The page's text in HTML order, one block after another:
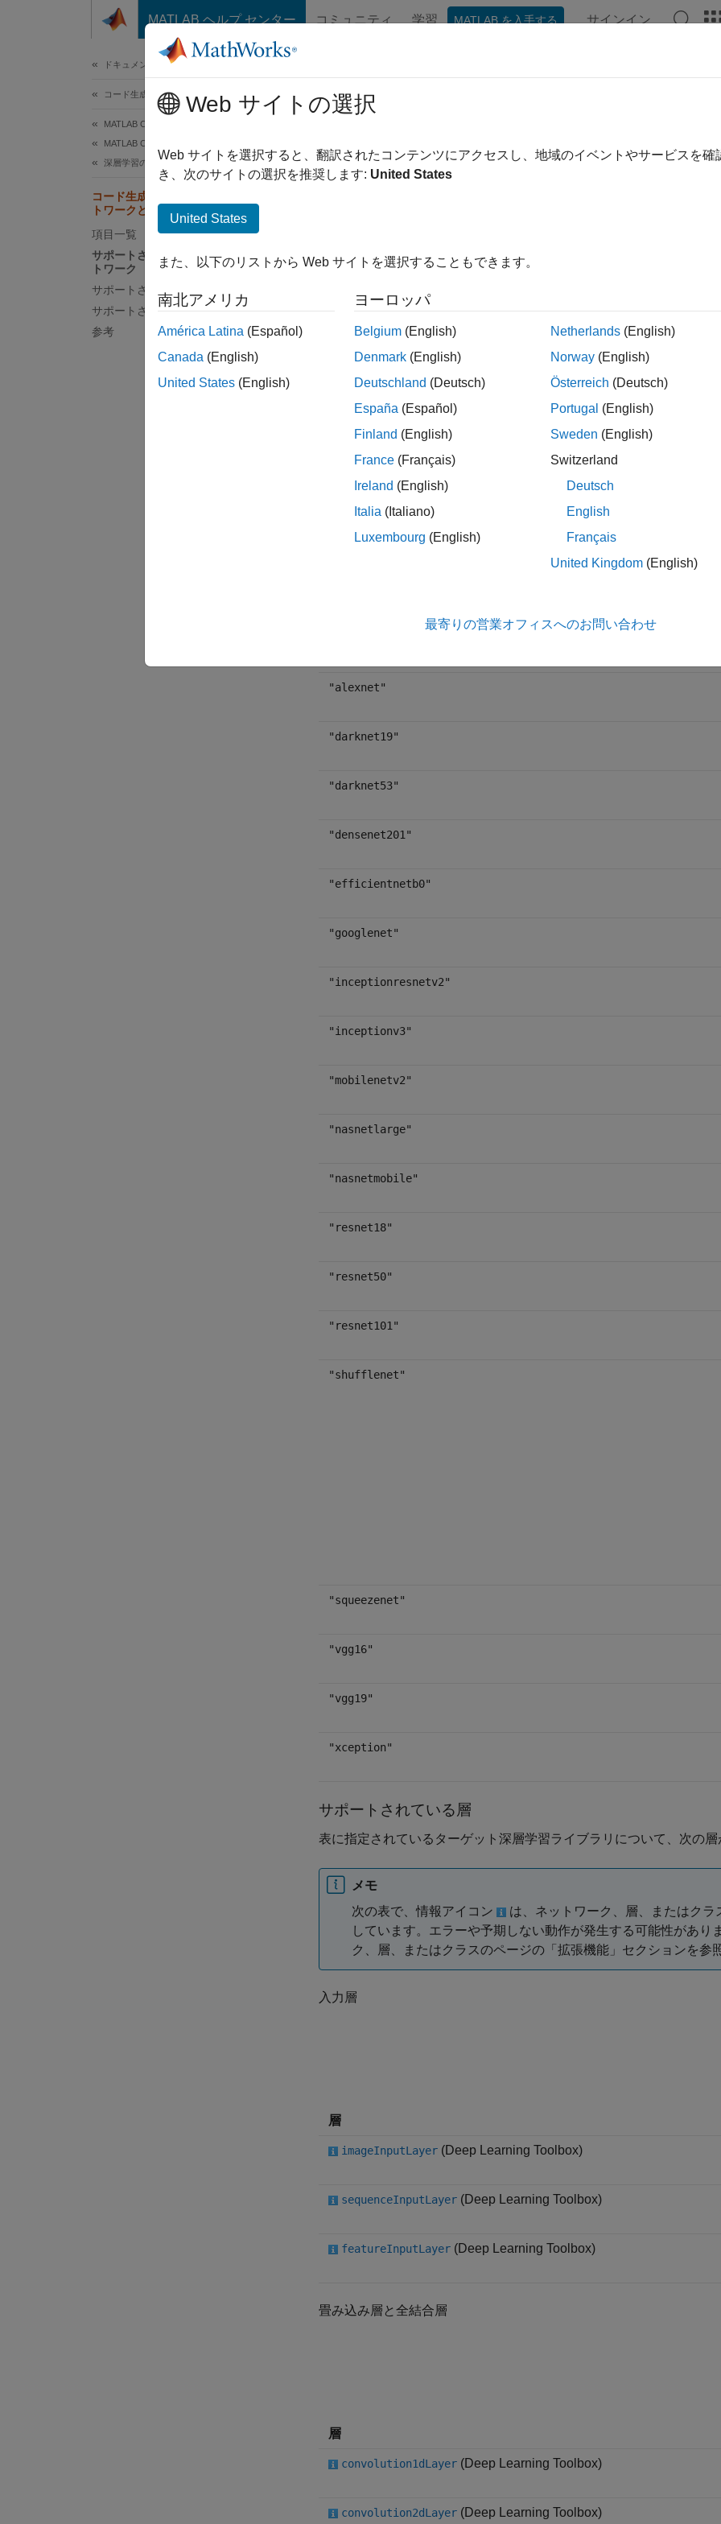
コンテンツへスキップ
MATLAB ヘルプ センター コミュニティ 学習 MATLAB を入手する サインイン
ドキュメンテーションのホーム
コード生成
MATLAB Coder
MATLAB Coder を使用した深層学習
深層学習のコード生成の基礎
コード生成でサポートされているネッ
トワークとレイヤー
項目一覧
サポートされている事前学習済みネッ
トワーク
サポートされている層
サポートされているクラス
参考
コード生成でサポートされているネ
MATLAB® Coder™では、dlnetwork (Deep Learning Toolbox)ネット
ラフ (DAG) ネットワークのコード生成がサポートされています。サ
これらの事前学習済みネットワークは Deep Learning Toolbox™ で
Toolbox) オブジェクトとしてこれらの事前学習済みニューラル ネッ
に注意してください。たとえば、次のコードを使用して、事前学習
込みます。
net = imagePretrainedNetwork( "googlenet")
して確認できます。以下に例を示します。
result = analyzeNetworkForCodegen(imagePretrainedNetwork(
"alexnet"
"darknet19"
"darknet53"
"densenet201"
"efficientnetb0"
"googlenet"
"inceptionresnetv2"
"inceptionv3"
"mobilenetv2"
"nasnetlarge"
"nasnetmobile"
"resnet18"
"resnet50"
"resnet101"
"shufflenet"
"squeezenet"
"vgg16"
"vgg19"
"xception"
サポートされている層
表に指定されているターゲット深層学習ライブラリについて、次の
メモ
次の表で、情報アイコン
は、ネットワーク、層、またはク
しています。エラーや予期しない動作が発生する可能性があ
ク、層、またはクラスのページの「拡張機能」セクションを参
入力層
層
imageInputLayer (Deep Learning Toolbox)
sequenceInputLayer (Deep Learning Toolbox)
featureInputLayer (Deep Learning Toolbox)
畳み込み層と全結合層
層
convolution1dLayer (Deep Learning Toolbox)
convolution2dLayer (Deep Learning Toolbox)
Web サイトの選択
Web サイトを選択すると、翻訳されたコンテンツにアクセスし、地域のイベントやサービスを
き、次のサイトの選択を推奨します: United States
United States
また、以下のリストから Web サイトを選択することもできます。
南北アメリカ
América Latina (Español)
Canada (English)
United States (English)
ヨーロッパ
Belgium (English)
Denmark (English)
Deutschland (Deutsch)
España (Español)
Finland (English)
France (Français)
Ireland (English)
Italia (Italiano)
Luxembourg (English)
Netherlands (English)
Norway (English)
Österreich (Deutsch)
Portugal (English)
Sweden (English)
Switzerland
Deutsch
English
Français
United Kingdom (English)
最寄りの営業オフィスへのお問い合わせ